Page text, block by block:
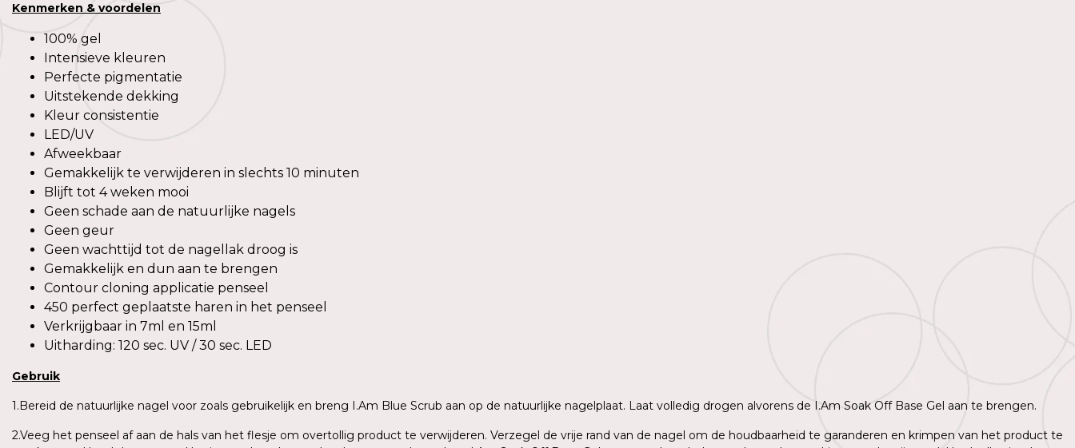
Kenmerken & voordelen
100% gel
Intensieve kleuren
Perfecte pigmentatie
Uitstekende dekking
Kleur consistentie
LED/UV
Afweekbaar
Gemakkelijk te verwijderen in slechts 10 minuten
Blijft tot 4 weken mooi
Geen schade aan de natuurlijke nagels
Geen geur
Geen wachttijd tot de nagellak droog is
Gemakkelijk en dun aan te brengen
Contour cloning applicatie penseel
450 perfect geplaatste haren in het penseel
Verkrijgbaar in 7ml en 15ml
Uitharding: 120 sec. UV / 30 sec. LED
Gebruik
1.Bereid de natuurlijke nagel voor zoals gebruikelijk en breng I.Am Blue Scrub aan op de natuurlijke nagelplaat. Laat volledig drogen alvorens de I.Am Soak Off Base Gel aan te brengen.
2.Veeg het penseel af aan de hals van het flesje om overtollig product te verwijderen. Verzegel de vrije rand van de nagel om de houdbaarheid te garanderen en krimpen van het product te